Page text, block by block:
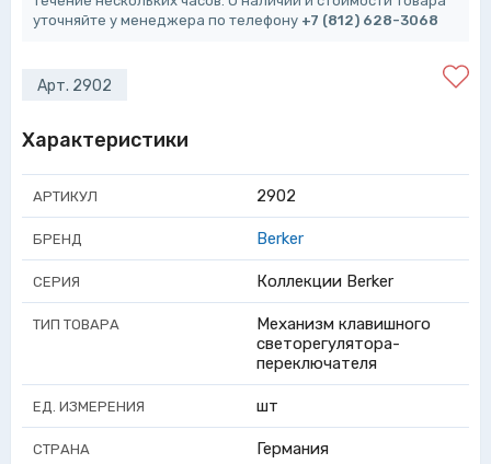
уточняйте у менеджера по телефону +7 (812) 628-3068
Арт. 2902
Характеристики
АРТИКУЛ 2902
БРЕНД Berker
СЕРИЯ Коллекции Berker
ТИП ТОВАРА
Механизм клавишного
светорегулятора-
переключателя
ЕД. ИЗМЕРЕНИЯ шт
СТРАНА Германия